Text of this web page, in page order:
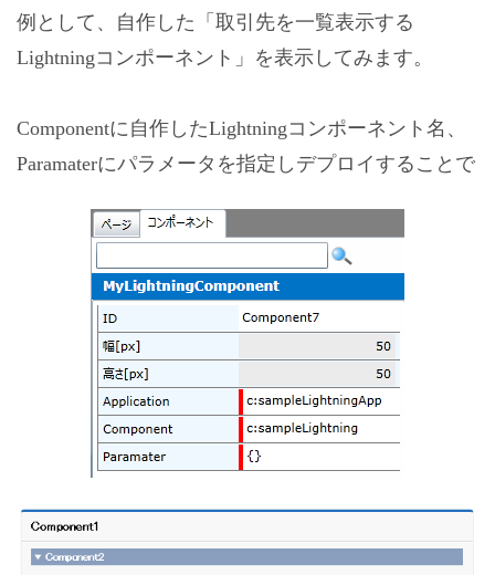
例として、自作した「取引先を一覧表示する
Lightningコンポーネント」を表示してみます。
Componentに自作したLightningコンポーネント名、
Paramaterにパラメータを指定しデプロイすることで